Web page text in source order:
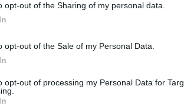
opt-out of the Sharing of my personal data.
opt-out of the Sale of my Personal Data.
opt-out of processing my Personal Data for
Saga